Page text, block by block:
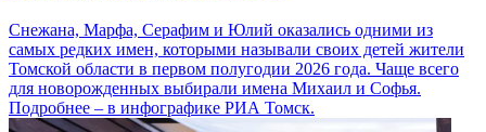
Снежана, Марфа, Серафим и Юлий оказались одними из
самых редких имен, которыми называли своих детей жители
Томской области в первом полугодии 2026 года. Чаще всего
для новорожденных выбирали имена Михаил и Софья.
Подробнее – в инфографике РИА Томск.